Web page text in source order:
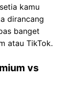
kamu
dirancang
banget
atau TikTok.
vs